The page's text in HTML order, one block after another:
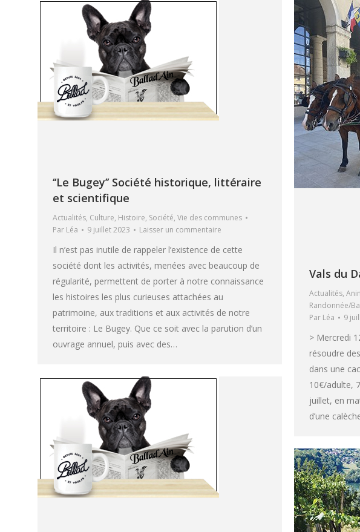
‘‘Le Bugey’’ Société historique, littéraire
et scientifique
Actualités, Culture, Histoire, Société, Vie des communes
Par Léa 9 juillet 2023 Laisser un commentaire
Il n’est pas inutile de rappeler l’existence de cette
société dont les activités, menées avec beaucoup de
régularité, permettent de porter à notre connaissance
les histoires les plus curieuses attachées au
patrimoine, aux traditions et aux activités de notre
territoire : Le Bugey. Que ce soit avec la parution d’un
ouvrage annuel, puis avec des…
Vals du
Actualités,
Randonnée/
Par Léa 9
> Mercredi
résoudre
dans une
10€/adulte,
juillet, en
d’une